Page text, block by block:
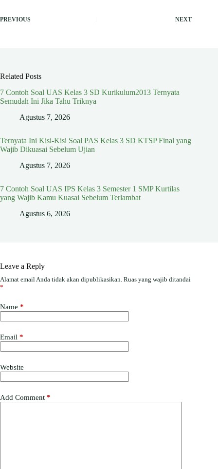
PREVIOUS NEXT
Related Posts
7 Contoh Soal UAS Kelas 3 SD Kurikulum2013 Ternyata
Semudah Ini Jika Tahu Triknya
Agustus 7, 2026
Ternyata Ini Kisi-Kisi Soal PAS Kelas 3 SD KTSP Final yang
Wajib Dikuasai Sebelum Ujian
Agustus 7, 2026
7 Contoh Soal UAS IPS Kelas 3 Semester 1 SMP Kurtilas
yang Wajib Kamu Kuasai Sebelum Terlambat
Agustus 6, 2026
Leave a Reply
Alamat email Anda tidak akan dipublikasikan. Ruas yang wajib ditandai
*
Name *
Email *
Website
Add Comment *